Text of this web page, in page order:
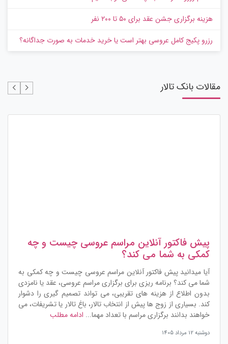
هزینه برگزاری جشن عقد برای ۵۰ تا ۲۰۰ نفر
رزرو پکیج کامل عروسی بهتر است یا خرید خدمات به‌ صورت جداگانه؟
مقالات بانک تالار
پیش‌ فاکتور آنلاین مراسم عروسی چیست و چه
کمکی به شما می کند؟
آیا میدانید پیش‌ فاکتور آنلاین مراسم عروسی چیست و چه کمکی به
شما می کند؟ برنامه ریزی برای برگزاری مراسم عروسی، عقد یا نامزدی
بدون اطلاع از هزینه های تقریبی، می تواند تصمیم گیری را دشوار
کند. بسیاری از زوج ها پیش از انتخاب تالار، باغ تالار یا تشریفات، می
خواهند بدانند برگزاری مراسم با تعداد مهما... ادامه مطلب
دوشنبه 12 مرداد 1405